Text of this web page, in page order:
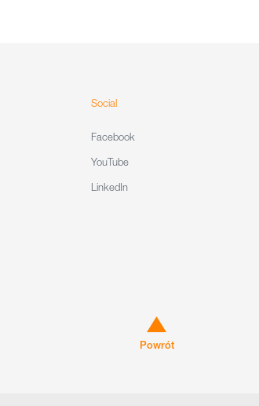
Social
Facebook
YouTube
LinkedIn
Powrót